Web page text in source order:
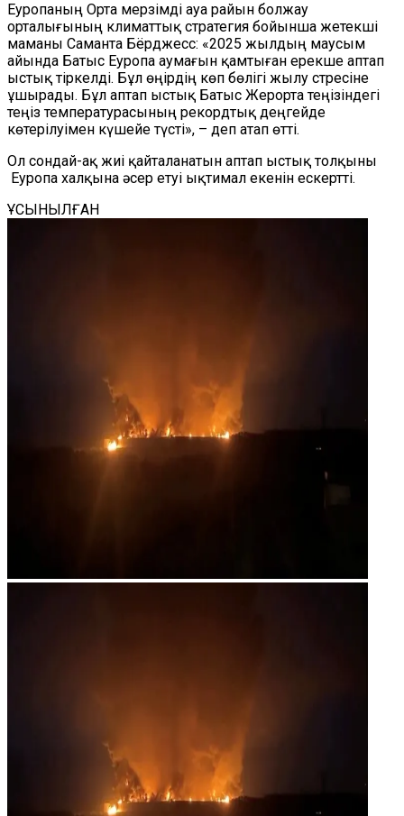
Еуропаның Орта мерзімді ауа райын болжау
орталығының климаттық стратегия бойынша жетекші
маманы Саманта Бёрджесс: «2025 жылдың маусым
айында Батыс Еуропа аумағын қамтыған ерекше аптап
ыстық тіркелді. Бұл өңірдің көп бөлігі жылу стресіне
ұшырады. Бұл аптап ыстық Батыс Жерорта теңізіндегі
теңіз температурасының рекордтық деңгейде
көтерілуімен күшейе түсті», – деп атап өтті.
Ол сондай-ақ жиі қайталанатын аптап ыстық толқыны
Еуропа халқына әсер етуі ықтимал екенін ескертті.
ҰСЫНЫЛҒАН